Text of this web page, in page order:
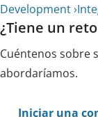
Development ›
¿Tiene un
Cuéntenos sobre
abordaríamos.
Iniciar una